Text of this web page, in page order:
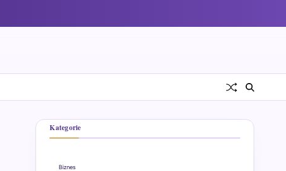
Kategorie
Biznes